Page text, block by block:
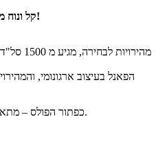
קל ונוח מאוד להכין כל מזון ושתיה שתרצו!
הפאנל בעיצוב ארגונומי,
כפתור הפולס – מתאים לכתישת קרח, עירבוב וחיתוך.